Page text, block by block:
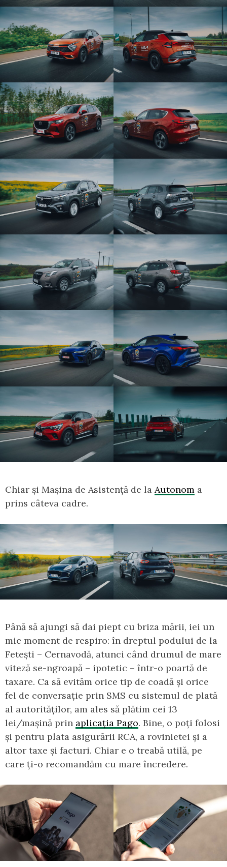
Chiar și Mașina de Asistență de la Autonom a
prins câteva cadre.
Până să ajungi să dai piept cu briza mării, iei un
mic moment de respiro: în dreptul podului de la
Fetești – Cernavodă, atunci când drumul de mare
viteză se-ngroapă – ipotetic – într-o poartă de
taxare. Ca să evităm orice tip de coadă și orice
fel de conversație prin SMS cu sistemul de plată
al autorităților, am ales să plătim cei 13
lei/mașină prin aplicația Pago. Bine, o poți folosi
și pentru plata asigurării RCA, a rovinietei și a
altor taxe și facturi. Chiar e o treabă utilă, pe
care ți-o recomandăm cu mare încredere.